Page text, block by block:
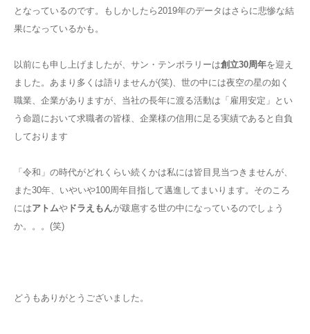
となっているのです。もしかしたら2019年のデータはさらに悲惨な結
果になっているかも。
以前にも申し上げましたが、サン・テンポラリーは創立30周年を迎え
ました。あまり多くは語りませんが(笑)、世の中には夜空の星の如く
職業、企業がありますが、当社の長年に渡る活動は「雇用安定」とい
う命題において求職者の皆様、企業様の信用に足る実績であると自負
しております
「令和」の時代がどれくらい続くかは私には皆目見当つきませんが、
また30年、いやいや100周年目指して邁進してまいります。そのころ
にはアトムや ドラえもんが跋扈する世の中になっているのでしょう
か。。。(笑)
どうもありがとうございました。